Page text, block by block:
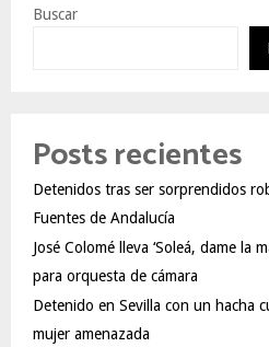
Buscar
Posts recientes
Detenidos tras ser sorprendidos
Fuentes de Andalucía
José Colomé lleva ‘Soleá, dame la
para orquesta de cámara
Detenido en Sevilla con un hacha
mujer amenazada